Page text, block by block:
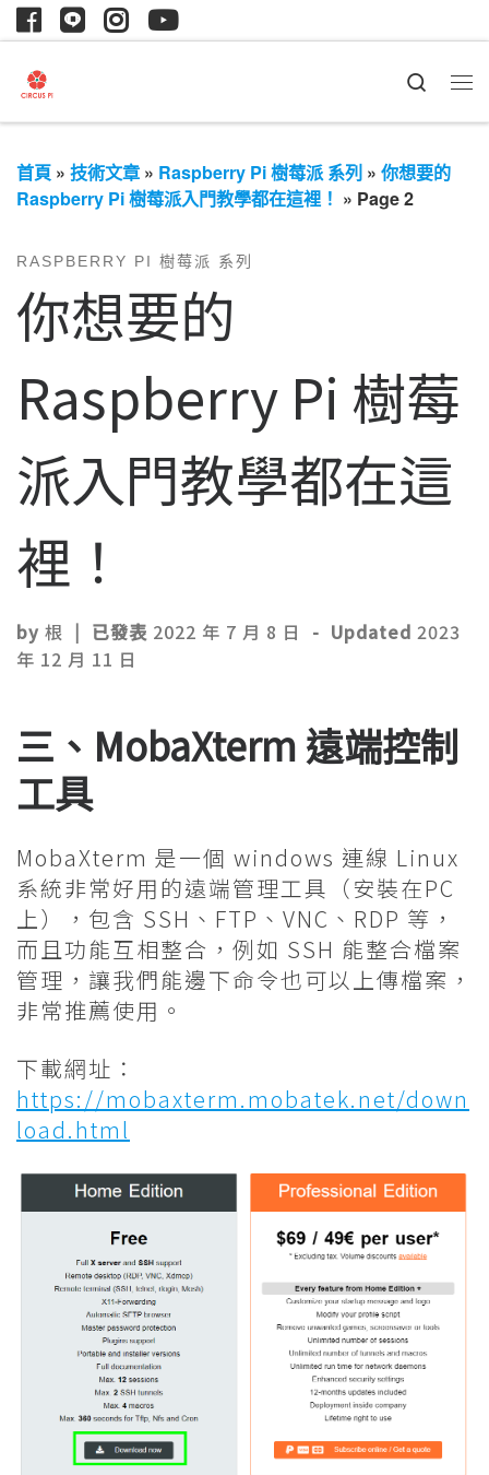
Search
首頁 » 技術文章 » Raspberry Pi 樹莓派 系列 » 你想要的
Raspberry Pi 樹莓派入門教學都在這裡！ » Page 2
RASPBERRY PI 樹莓派 系列
你想要的
Raspberry Pi 樹莓
派入門教學都在這
裡！
by 根 | 已發表 2022 年 7 月 8 日 - Updated 2023
年 12 月 11 日
三、MobaXterm 遠端控制
工具
MobaXterm 是一個 windows 連線 Linux
系統非常好用的遠端管理工具（安裝在PC
上），包含 SSH、FTP、VNC、RDP 等，
而且功能互相整合，例如 SSH 能整合檔案
管理，讓我們能邊下命令也可以上傳檔案，
非常推薦使用。
下載網址：
https://mobaxterm.mobatek.net/down
load.html